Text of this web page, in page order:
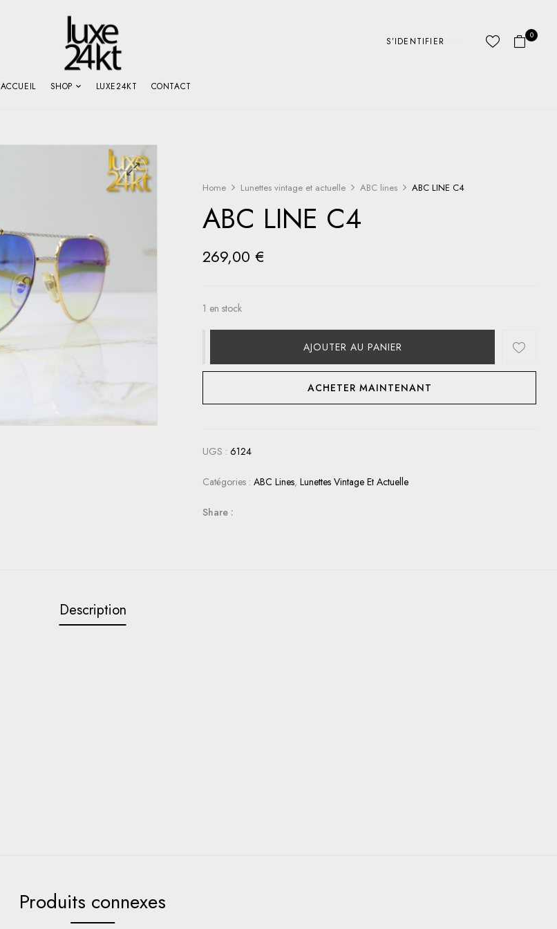
S’IDENTIFIER
0
ACCUEIL SHOP LUXE24KT CONTACT
Home Lunettes vintage et actuelle ABC lines ABC LINE C4
ABC LINE C4
269,00€
1 en stock
AJOUTER AU PANIER
ACHETER MAINTENANT
UGS :6124
Catégories :ABC Lines,Lunettes Vintage Et Actuelle
Share :
Description
Produits connexes